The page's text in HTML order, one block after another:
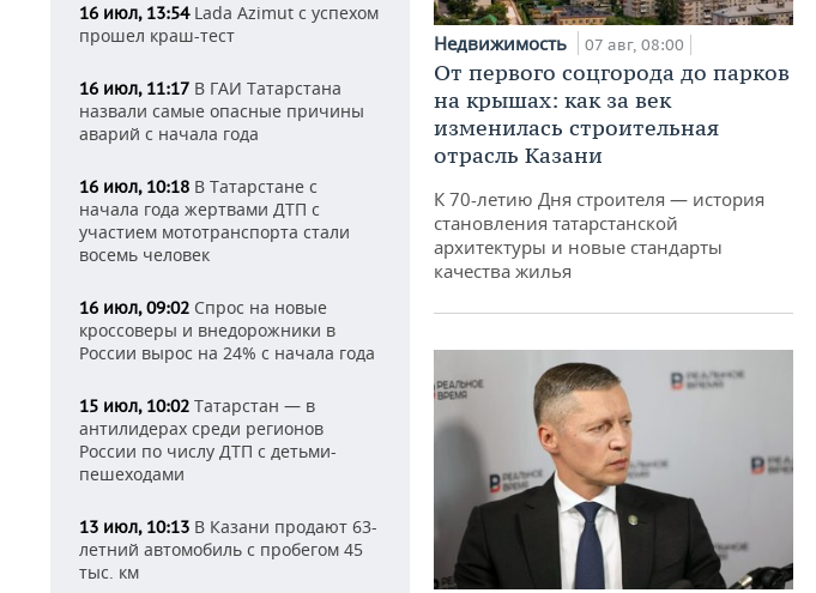
16 июл, 13:54Lada Azimut с успехом
прошел краш-тест
16 июл, 11:17 В ГАИ Татарстана
назвали самые опасные причины
аварий с начала года
16 июл, 10:18 В Татарстане с
начала года жертвами ДТП с
участием мототранспорта стали
восемь человек
16 июл, 09:02 Спрос на новые
кроссоверы и внедорожники в
России вырос на 24% с начала года
15 июл, 10:02 Татарстан — в
антилидерах среди регионов
России по числу ДТП с детьми-
пешеходами
13 июл, 10:13 В Казани продают 63-
летний автомобиль с пробегом 45
тыс. км
Недвижимость 07 авг, 08:00
От первого соцгорода до парков
на крышах: как за век
изменилась строительная
отрасль Казани
К 70-летию Дня строителя — история
становления татарстанской
архитектуры и новые стандарты
качества жилья